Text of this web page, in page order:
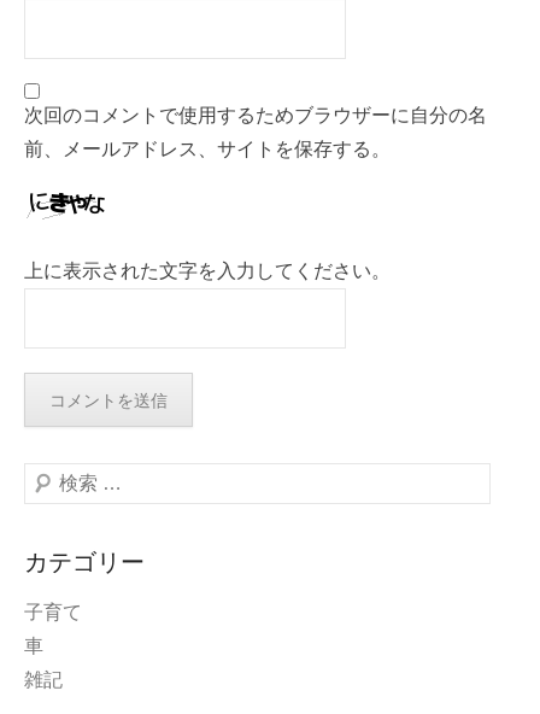
次回のコメントで使用するためブラウザーに自分の名
前、メールアドレス、サイトを保存する。
上に表示された文字を入力してください。
検
カテゴリー
子育て
車
雑記